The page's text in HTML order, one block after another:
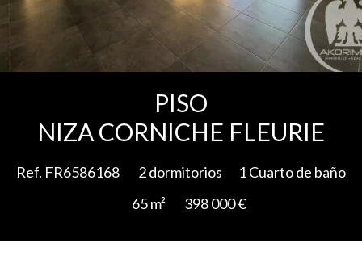
PISO
NIZA CORNICHE FLEURIE
Ref. FR6586168 2 dormitorios
1 Cuarto de baño
65 m²
398 000 €